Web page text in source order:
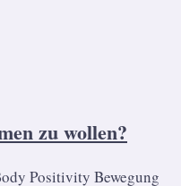
zu wollen?
Positivity Bewegung